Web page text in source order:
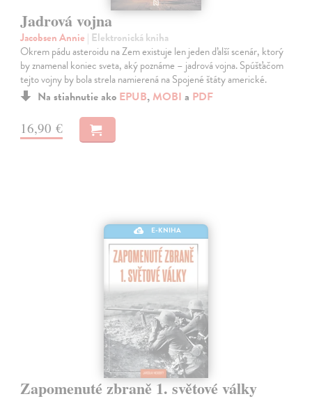
Jadrová vojna
Jacobsen Annie | Elektronická kniha
Okrem pádu asteroidu na Zem existuje len jeden ďalší scenár, ktorý
by znamenal koniec sveta, aký poznáme – jadrová vojna. Spúšťačom
tejto vojny by bola strela namierená na Spojené štáty americké.
Na stiahnutie ako EPUB, MOBI a PDF
16,90 €
E-KNIHA
Zapomenuté zbraně 1. světové války